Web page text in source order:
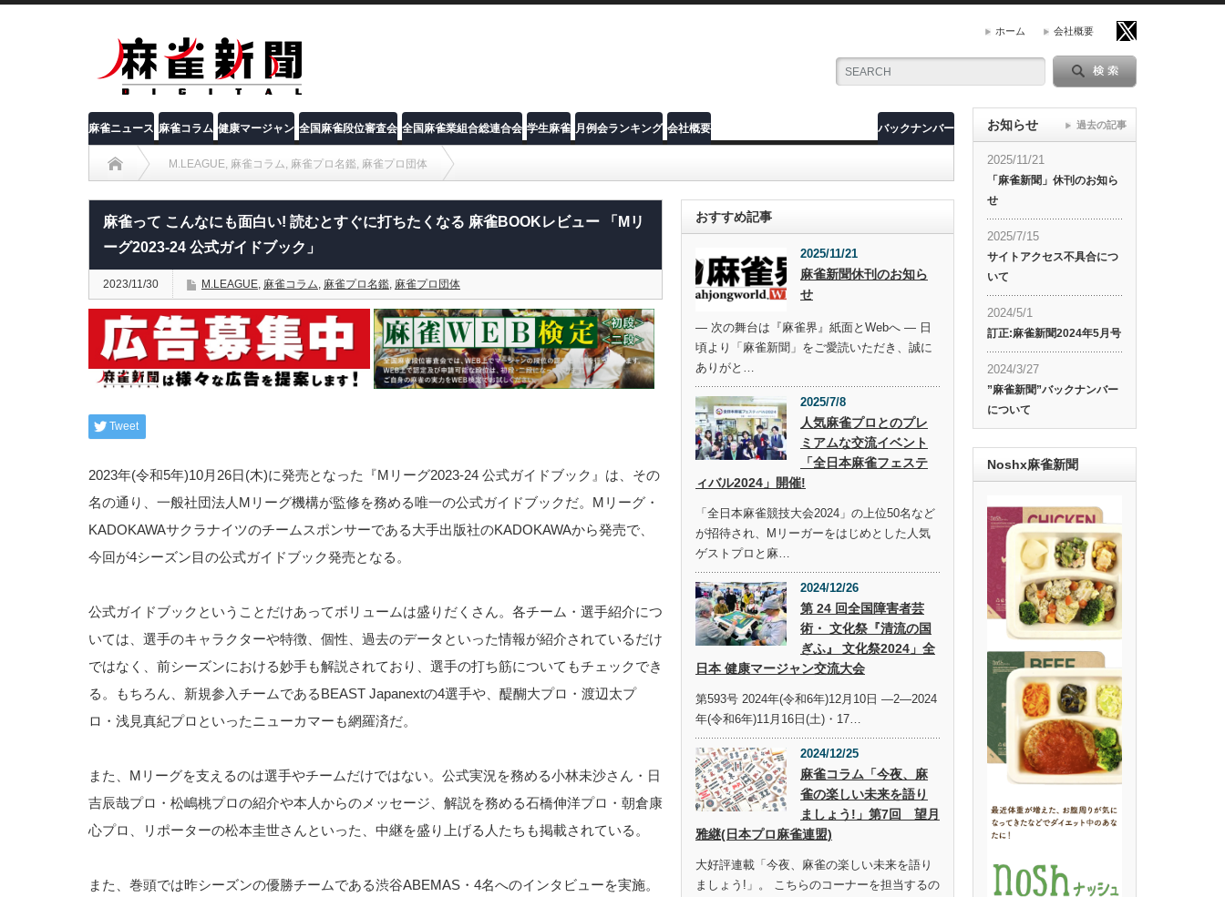
ホーム 会社概要
麻雀ニュース 麻雀コラム 健康マージャン 全国麻雀段位審査会 全国麻雀業組合総連合会 学生麻雀 月例会ランキング 会社概要 バックナンバー
M.LEAGUE, 麻雀コラム, 麻雀プロ名鑑, 麻雀プロ団体
麻雀って こんなにも面白い! 読むとすぐに打ちたくなる 麻雀BOOKレビュー 「Mリーグ2023‐24 公式ガイドブック」
麻雀って こんなにも面白い! 読むとすぐに打ちたくなる 麻雀BOOKレビュー 「Mリ
ーグ2023‐24 公式ガイドブック」
2023/11/30 M.LEAGUE, 麻雀コラム, 麻雀プロ名鑑, 麻雀プロ団体
Tweet
2023年(令和5年)10月26日(木)に発売となった『Mリーグ2023‐24 公式ガイドブック』は、その
名の通り、一般社団法人Mリーグ機構が監修を務める唯一の公式ガイドブックだ。Mリーグ・
KADOKAWAサクラナイツのチームスポンサーである大手出版社のKADOKAWAから発売で、
今回が4シーズン目の公式ガイドブック発売となる。
公式ガイドブックということだけあってボリュームは盛りだくさん。各チーム・選手紹介につ
いては、選手のキャラクターや特徴、個性、過去のデータといった情報が紹介されているだけ
ではなく、前シーズンにおける妙手も解説されており、選手の打ち筋についてもチェックでき
る。もちろん、新規参入チームであるBEAST Japanextの4選手や、醍醐大プロ・渡辺太プ
ロ・浅見真紀プロといったニューカマーも網羅済だ。
また、Mリーグを支えるのは選手やチームだけではない。公式実況を務める小林未沙さん・日
吉辰哉プロ・松嶋桃プロの紹介や本人からのメッセージ、解説を務める石橋伸洋プロ・朝倉康
心プロ、リポーターの松本圭世さんといった、中継を盛り上げる人たちも掲載されている。
また、巻頭では昨シーズンの優勝チームである渋谷ABEMAS・4名へのインタビューを実施。
おすすめ記事
2025/11/21
麻雀新聞休刊のお知ら
せ
― 次の舞台は『麻雀界』紙面とWebへ ― 日
頃より「麻雀新聞」をご愛読いただき、誠に
ありがと…
2025/7/8
人気麻雀プロとのプレ
ミアムな交流イベント
「全日本麻雀フェステ
ィバル2024」開催!
「全日本麻雀競技大会2024」の上位50名など
が招待され、Mリーガーをはじめとした人気
ゲストプロと麻…
2024/12/26
第 24 回全国障害者芸
術・ 文化祭『清流の国
ぎふ』 文化祭2024」全
日本 健康マージャン交流大会
第593号 2024年(令和6年)12月10日 —2—2024
年(令和6年)11月16日(土)・17…
2024/12/25
麻雀コラム「今夜、麻
雀の楽しい未来を語り
ましょう!」第7回 望月
雅継(日本プロ麻雀連盟)
大好評連載「今夜、麻雀の楽しい未来を語り
ましょう!」。 こちらのコーナーを担当するの
お知らせ
2025/11/21
「麻雀新聞」休刊のお知ら
せ
2025/7/15
サイトアクセス不具合につ
いて
2024/5/1
訂正:麻雀新聞2024年5月号
2024/3/27
”麻雀新聞”バックナンバー
について
過去の記事
Noshx麻雀新聞